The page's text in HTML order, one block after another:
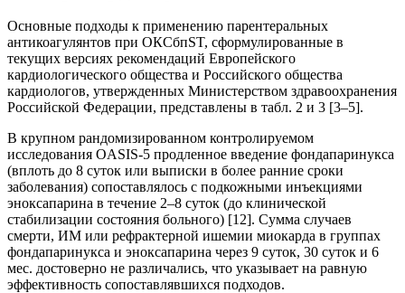
Основные подходы к применению парентеральных
антикоагулянтов при ОКСбпST, сформулированные в
текущих версиях рекомендаций Европейского
кардиологического общества и Российского общества
кардиологов, утвержденных Министерством здравоохранения
Российской Федерации, представлены в табл. 2 и 3 [3–5].
В крупном рандомизированном контролируемом
исследования OASIS-5 продленное введение фондапаринукса
(вплоть до 8 суток или выписки в более ранние сроки
заболевания) сопоставлялось c подкожными инъекциями
эноксапарина в течение 2–8 суток (до клинической
стабилизации состояния больного) [12]. Сумма случаев
смерти, ИМ или рефрактерной ишемии миокарда в группах
фондапаринукса и эноксапарина через 9 суток, 30 суток и 6
мес. достоверно не различались, что указывает на равную
эффективность сопоставлявшихся подходов.